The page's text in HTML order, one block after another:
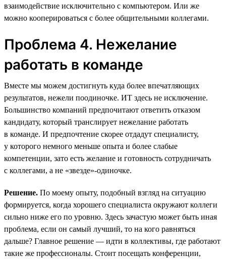
взаимодействие исключительно с компьютером. Или же
можно кооперироваться с более общительными коллегами.
Проблема 4. Нежелание
работать в команде
Вместе мы можем достигнуть куда более впечатляющих
результатов, нежели поодиночке. ИТ здесь не исключение.
Большинство компаний предпочитают ответить отказом
кандидату, который транслирует нежелание работать
в команде. И предпочтение скорее отдадут специалисту,
у которого немного меньше опыта и более слабые
компетенции, зато есть желание и готовность сотрудничать
с коллегами, а не «звезде»-одиночке.
Решение. По моему опыту, подобный взгляд на ситуацию
формируется, когда хорошего специалиста окружают коллеги
сильно ниже его по уровню. Здесь зачастую может быть иная
проблема, если он самый лучший, то на кого равняться
дальше? Главное решение — идти в коллективы, где работают
такие же профессионалы. Стоит посещать конференции,